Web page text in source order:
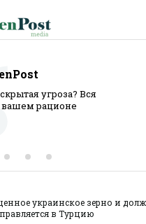
угроза? Вся
вашем рационе
украинское зерно и
в Турцию